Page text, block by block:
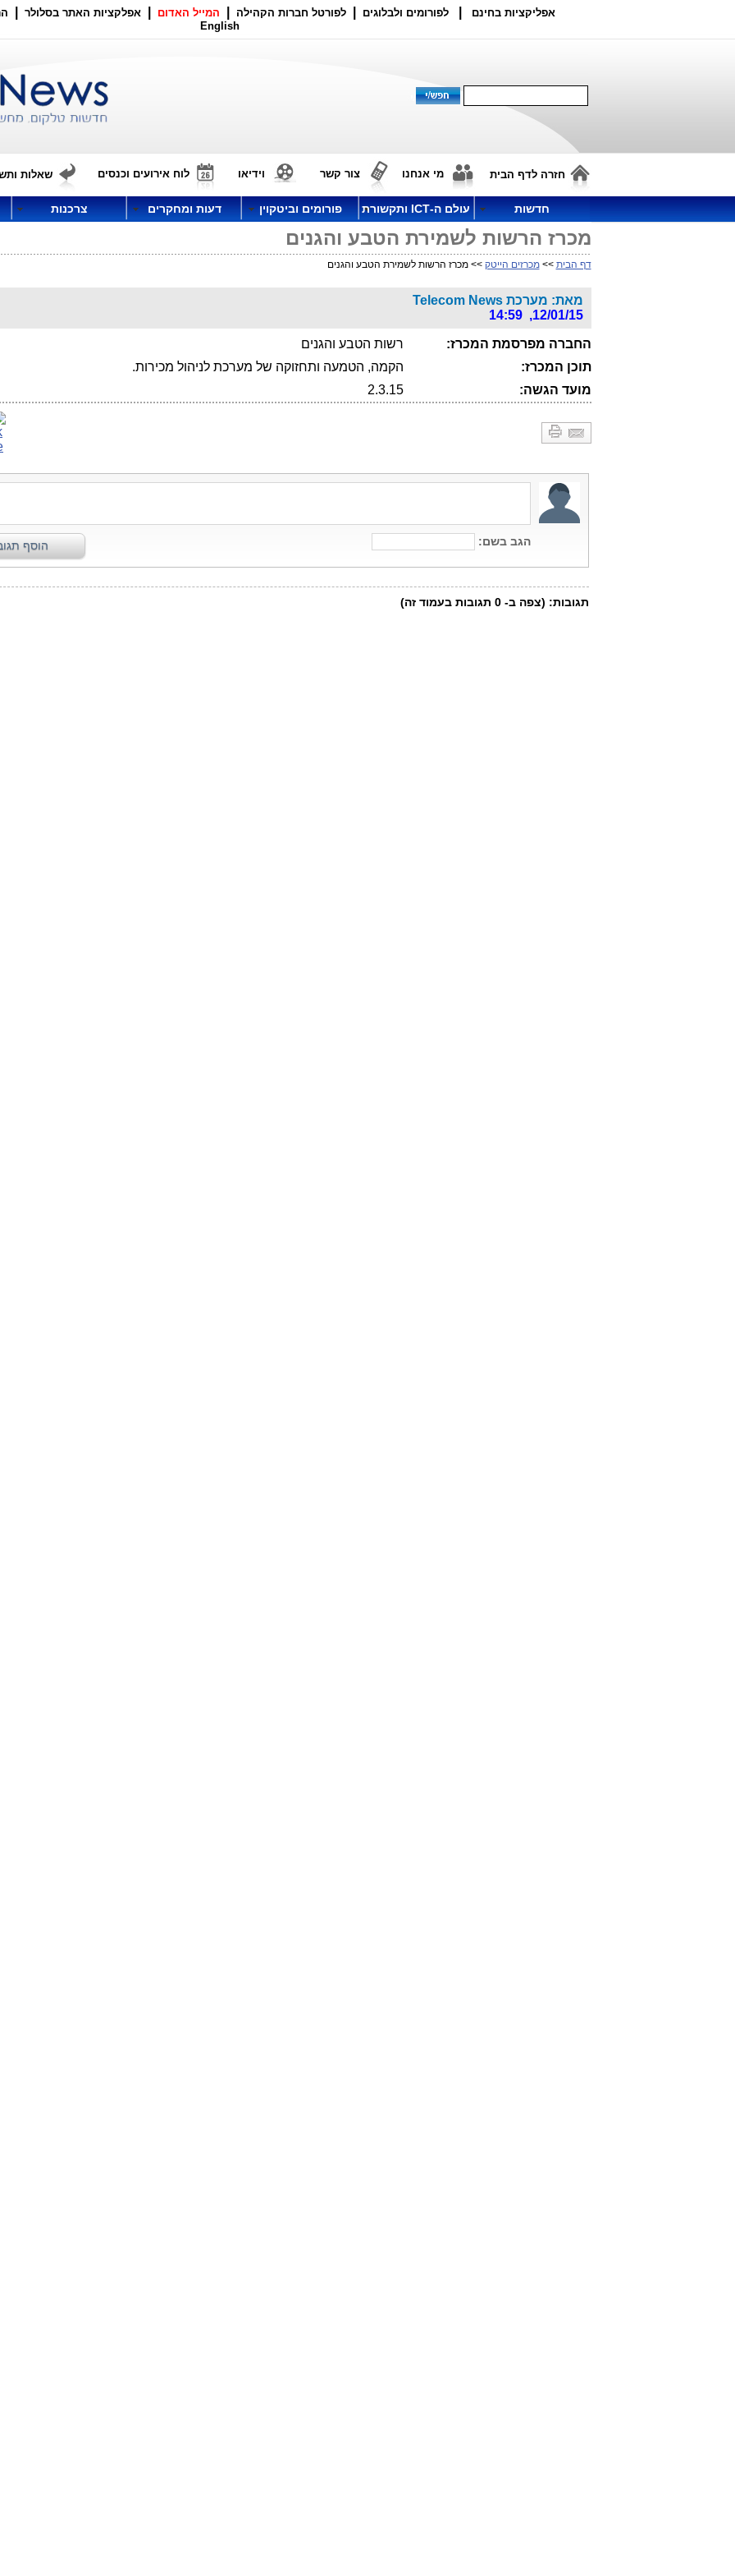
אפליקציות בחינם לפורומים ולבלוגים לפורטל חברות הקהילה המייל האדום אפלקציות האתר בסלולר
English
חזרה לדף הבית מי אנחנו צור קשר וידיאו לוח אירועים וכנסים שאלות
חדשות עולם ה-ICT ותקשורת פורומים וביטקוין דעות ומחקרים צרכנות
מכרז הרשות לשמירת הטבע והגנים
דף הבית >>מכרזים הייטק >> מכרז הרשות לשמירת הטבע והגנים
מאת: מערכת Telecom News
12/01/15, 14:59
החברה מפרסמת המכרז:
רשות הטבע והגנים
תוכן המכרז:
הקמה, הטמעה ותחזוקה של מערכת לניהול מכירות.
מועד הגשה:
2.3.15